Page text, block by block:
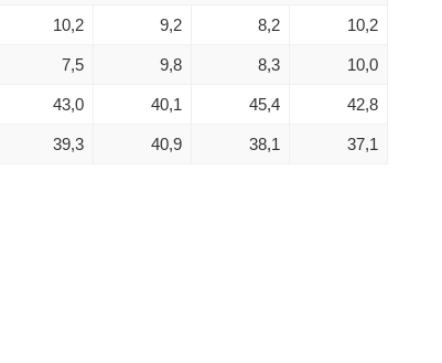
10,2 9,2 8,2 10,2
7,5 9,8 8,3 10,0
43,0 40,1 45,4 42,8
39,3 40,9 38,1 37,1